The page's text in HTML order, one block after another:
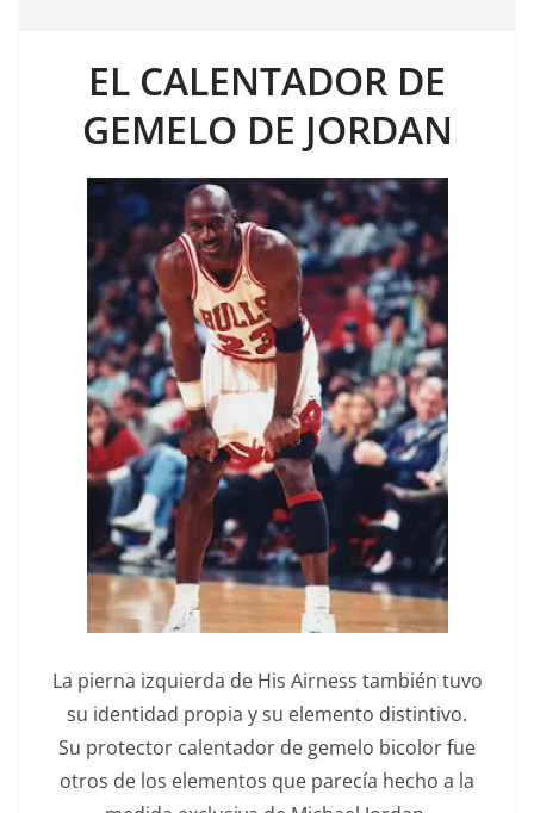
EL CALENTADOR DE
GEMELO DE JORDAN
La pierna izquierda de His Airness también tuvo
su identidad propia y su elemento distintivo.
Su protector calentador de gemelo bicolor fue
otros de los elementos que parecía hecho a la